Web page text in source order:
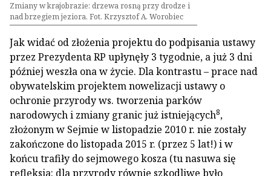
Zmiany w krajobrazie: drzewa rosną przy drodze i
nad brzegiem jeziora. Fot. Krzysztof A. Worobiec
Jak widać od złożenia projektu do podpisania ustawy
przez Prezydenta RP upłynęły 3 tygodnie, a już 3 dni
później weszła ona w życie. Dla kontrastu – prace nad
obywatelskim projektem nowelizacji ustawy o
ochronie przyrody ws. tworzenia parków
narodowych i zmiany granic już istniejących8,
złożonym w Sejmie w listopadzie 2010 r. nie zostały
zakończone do listopada 2015 r. (przez 5 lat!) i w
końcu trafiły do sejmowego kosza (tu nasuwa się
refleksja: dla przyrody równie szkodliwe było